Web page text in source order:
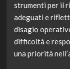
strumenti per il
adeguati e
disagio
difficoltà e
una priorità